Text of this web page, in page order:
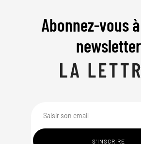
Abonnez-vous
newsletter